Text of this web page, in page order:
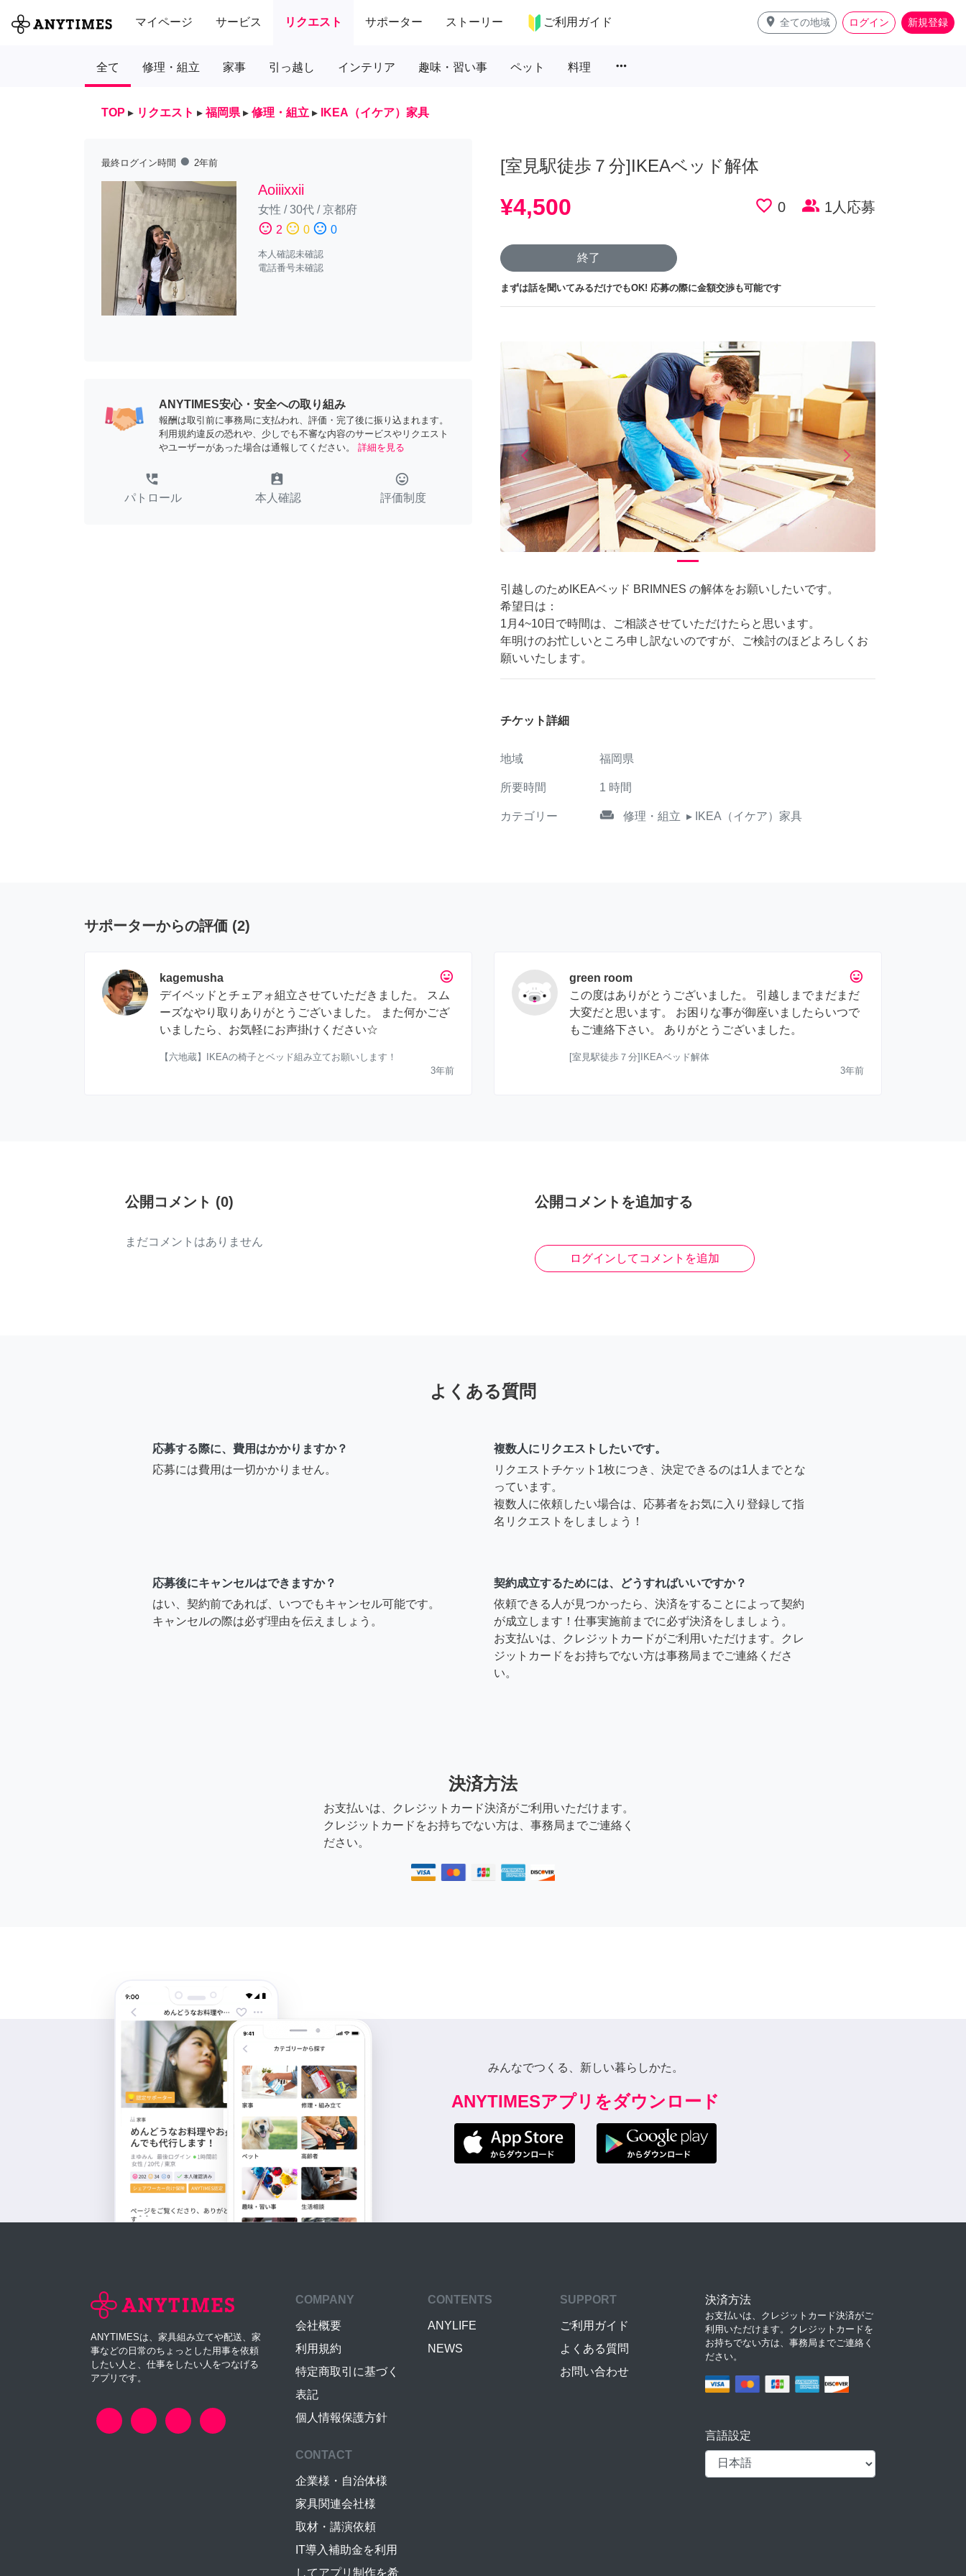
マイページ サービス リクエスト サポーター ストーリー ご利用ガイド place 全ての地域 ログイン 新規登録
全て 修理・組立 家事 引っ越し インテリア 趣味・習い事 ペット 料理 more_horiz
TOP ▸ リクエスト ▸ 福岡県 ▸ 修理・組立 ▸ IKEA（イケア）家具
最終ログイン時間 fiber_manual_record 2年前
Aoiiixxii
女性 /30代/京都府
sentiment_satisfied 2 sentiment_neutral 0 sentiment_dissatisfied 0
本人確認未確認
電話番号未確認
ANYTIMES安心・安全への取り組み
報酬は取引前に事務局に支払われ、評価・完了後に振り込まれます。
利用規約違反の恐れや、少しでも不審な内容のサービスやリクエスト
やユーザーがあった場合は通報してください。
詳細を見る
perm_phone_msg
パトロール
assignment_ind
本人確認
tag_faces
評価制度
[室見駅徒歩７分]IKEAベッド解体
¥4,500 favorite_border 0 people_alt 1人応募
終了
まずは話を聞いてみるだけでもOK! 応募の際に金額交渉も可能です
arrow_back_iosPrevious arrow_forward_iosNext
引越しのためIKEAベッド BRIMNES の解体をお願いしたいです。
希望日は：
1月4~10日で時間は、ご相談させていただけたらと思います。
年明けのお忙しいところ申し訳ないのですが、ご検討のほどよろしくお
願いいたします。
チケット詳細
地域 福岡県
所要時間 1 時間
カテゴリー weekend 修理・組立 ▸ IKEA（イケア）家具
サポーターからの評価 (2)
tag_faces
kagemusha
デイベッドとチェアォ組立させていただきました。 スム
ーズなやり取りありがとうございました。 また何かござ
いましたら、お気軽にお声掛けください☆
【六地蔵】IKEAの椅子とベッド組み立てお願いします！
3年前
tag_faces
green room
この度はありがとうございました。 引越しまでまだまだ
大変だと思います。 お困りな事が御座いましたらいつで
もご連絡下さい。 ありがとうございました。
[室見駅徒歩７分]IKEAベッド解体
3年前
公開コメント (0)
まだコメントはありません
公開コメントを追加する
ログインしてコメントを追加
よくある質問
応募する際に、費用はかかりますか？
応募には費用は一切かかりません。
複数人にリクエストしたいです。
リクエストチケット1枚につき、決定できるのは1人までとな
っています。
複数人に依頼したい場合は、応募者をお気に入り登録して指
名リクエストをしましょう！
応募後にキャンセルはできますか？
はい、契約前であれば、いつでもキャンセル可能です。
キャンセルの際は必ず理由を伝えましょう。
契約成立するためには、どうすればいいですか？
依頼できる人が見つかったら、決済をすることによって契約
が成立します！仕事実施前までに必ず決済をしましょう。
お支払いは、クレジットカードがご利用いただけます。クレ
ジットカードをお持ちでない方は事務局までご連絡くださ
い。
決済方法
お支払いは、クレジットカード決済がご利用いただけます。
クレジットカードをお持ちでない方は、事務局までご連絡く
ださい。
みんなでつくる、新しい暮らしかた。
ANYTIMESアプリをダウンロード
ANYTIMESは、家具組み立てや配送、家
事などの日常のちょっとした用事を依頼
したい人と、仕事をしたい人をつなげる
アプリです。
COMPANY
会社概要
利用規約
特定商取引に基づく
表記
個人情報保護方針
CONTENTS
ANYLIFE
NEWS
SUPPORT
ご利用ガイド
よくある質問
お問い合わせ
CONTACT
企業様・自治体様
家具関連会社様
取材・講演依頼
IT導入補助金を利用
してアプリ制作を希
決済方法
お支払いは、クレジットカード決済がご
利用いただけます。クレジットカードを
お持ちでない方は、事務局までご連絡く
ださい。
言語設定